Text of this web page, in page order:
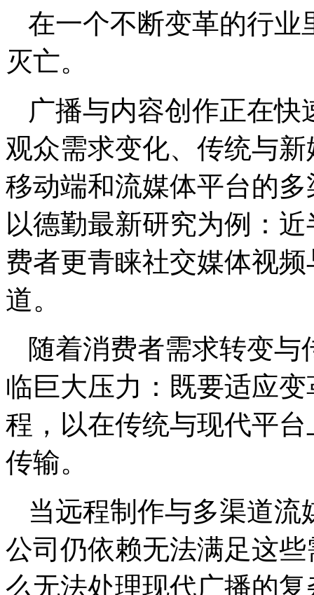
在一个不断变革的行业
灭亡。
广播与内容创作正在
观众需求变化、传统与
移动端和流媒体平台的
以德勤最新研究为例：
费者更青睐社交媒体视
道。
随着消费者需求转变
临巨大压力：既要适应
程，以在传统与现代平
传输。
当远程制作与多渠道
公司仍依赖无法满足这
么无法处理现代广播的